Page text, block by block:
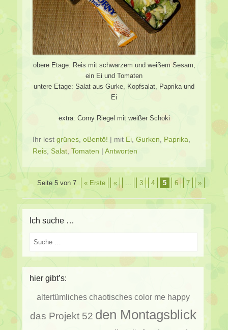
obere Etage: Reis mit schwarzem und weißem Sesam,
ein Ei und Tomaten
untere Etage: Salat aus Gurke, Kopfsalat, Paprika und
Ei
extra: Corny Riegel mit weißer Schoki
Ihr lest grünes oBentō! | mit Ei Gurken Paprika
Reis Salat Tomaten | Antworten
Beitragsverzeichnis
Seite 5 von 7 « Erste « 3 4 5 6 7 »
Ich suche …
Suche
hier gibt’s:
altertümliches chaotisches color me happy
das Projekt 52 den Montagsblick